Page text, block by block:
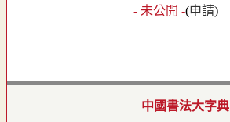
- 未公開 -(申請)
中國書法大字典